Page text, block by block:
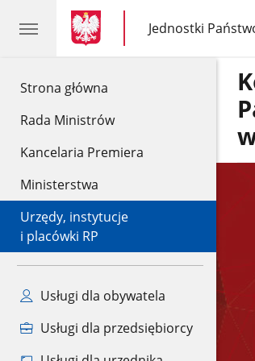
Strona główna
Rada Ministrów
Kancelaria Premiera
Ministerstwa
Urzędy, instytucje
i placówki RP
Usługi dla obywatela
Usługi dla przedsiębiorcy
gov.pl
gov.pl
Jednostki
gov.pl
Jednostki
Państwowej